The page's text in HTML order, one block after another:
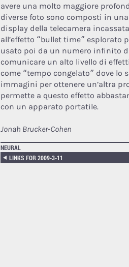
avere una molto maggiore
diverse foto sono composti in
display della telecamera
all’effetto “bullet time” esplorato
usato poi da un numero infinito
comunicare un alto livello di
come “tempo congelato” dove
immagini per ottenere un’altra
permette a questo effetto
con un apparato portatile.
Jonah Brucker-Cohen
NEURAL
LINKS FOR 2009-3-11